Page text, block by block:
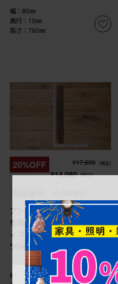
幅：80㎜
奥行：10㎜
高さ：760㎜
20%OFF ¥17,600 (税込)
¥14,080 (税込)
アンティーク雑貨 時代の味
を感じる蔵戸の錠前金具(デ
ィスプレイ雑貨、蔵戸パー
ツ)(R-047650)
幅：80㎜